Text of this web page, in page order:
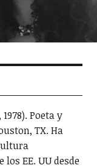
Poeta y
TX. Ha
EE. UU desde